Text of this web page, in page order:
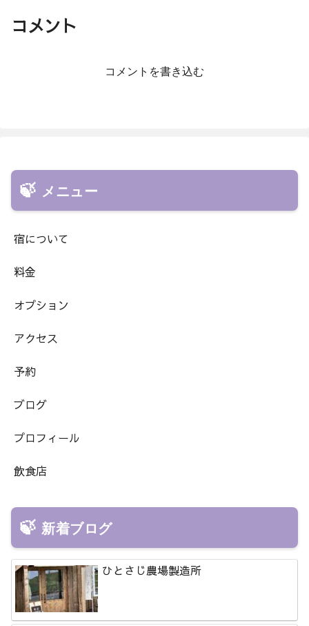
コメント
コメントを書き込む
メニュー
宿について
料金
オプション
アクセス
予約
ブログ
プロフィール
飲食店
新着ブログ
ひとさじ農場製造所